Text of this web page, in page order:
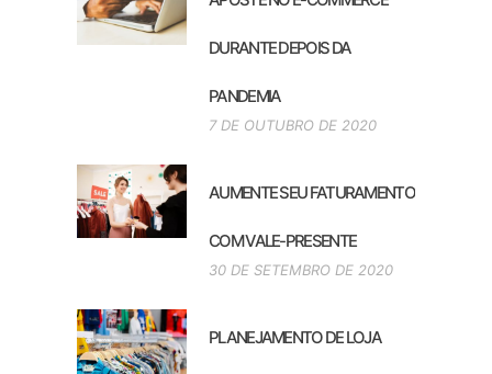
DURANTE DEPOIS DA
PANDEMIA
7 DE OUTUBRO DE 2020
AUMENTE SEU FATURAMENTO
COM VALE-PRESENTE
30 DE SETEMBRO DE 2020
PLANEJAMENTO DE LOJA